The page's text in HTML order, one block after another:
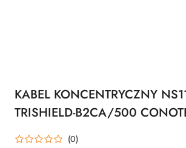
KABEL KONCENTRYCZNY
TRISHIELD-B2CA/500
(0)